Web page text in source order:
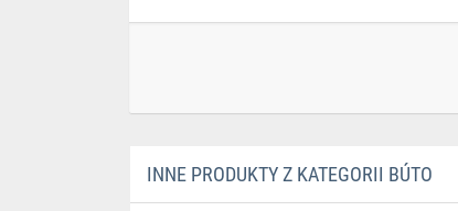
INNE PRODUKTY Z KATEGORII BÚTO